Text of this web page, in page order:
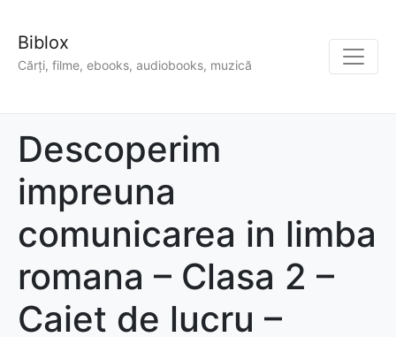
Biblox
Cărți, filme, ebooks, audiobooks, muzică
Descoperim
impreuna
comunicarea in limba
romana – Clasa 2 –
Caiet de lucru –